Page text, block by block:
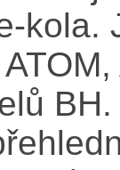
kola.